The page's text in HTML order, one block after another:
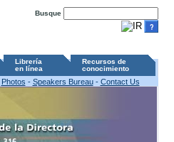
Busque
Librería
en línea
Recursos de
conocimiento
Photos - Speakers Bureau- Contact Us